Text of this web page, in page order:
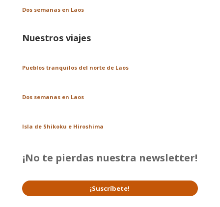
Dos semanas en Laos
Nuestros viajes
Pueblos tranquilos del norte de Laos
Dos semanas en Laos
Isla de Shikoku e Hiroshima
¡No te pierdas nuestra newsletter!
¡Suscríbete!